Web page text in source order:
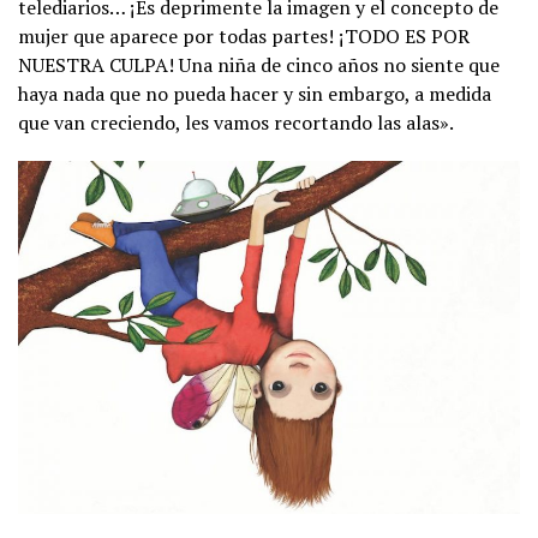
telediarios… ¡Es deprimente la imagen y el concepto de
mujer que aparece por todas partes! ¡TODO ES POR
NUESTRA CULPA! Una niña de cinco años no siente que
haya nada que no pueda hacer y sin embargo, a medida
que van creciendo, les vamos recortando las alas».